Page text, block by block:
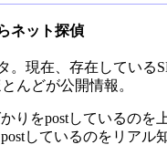
ネット探偵
。現在、存在している
んどが公開情報。
りをpostしているの
しているのをリアル